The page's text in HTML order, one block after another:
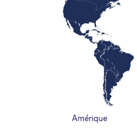
Amérique